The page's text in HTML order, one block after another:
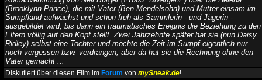
(Brooklynn Prince), die mit Vater (Ben Mendelsohn) und Mutter einsam im
Sumpfland aufwächst und schon früh als Sammlerin - und Jägerin -
ausgebildet wird, bis dann ein traumatisches Ereignis die Beziehung zu den
Eltern völlig auf den Kopf stellt. Zwei Jahrzehnte später hat sie (nun Daisy
Ridley) selbst eine Tochter und möchte die Zeit im Sumpf eigentlich nur
noch vergessen bzw. verdrängen; aber da hat sie die Rechnung ohne den
Vater gemacht ...
Diskutiert über diesen Film im Forum von mySneak.de!